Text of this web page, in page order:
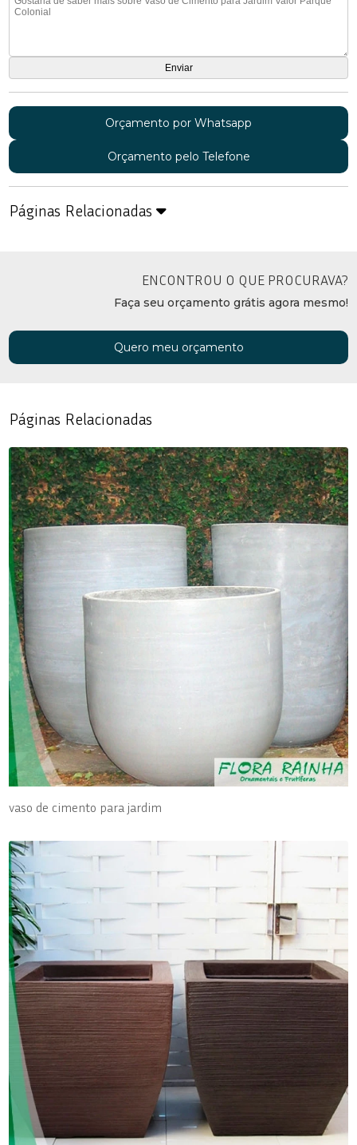
Orçamento por Whatsapp
Orçamento pelo Telefone
Páginas Relacionadas
ENCONTROU O QUE PROCURAVA?
Faça seu orçamento grátis agora mesmo!
Quero meu orçamento
Páginas Relacionadas
vaso de cimento para jardim